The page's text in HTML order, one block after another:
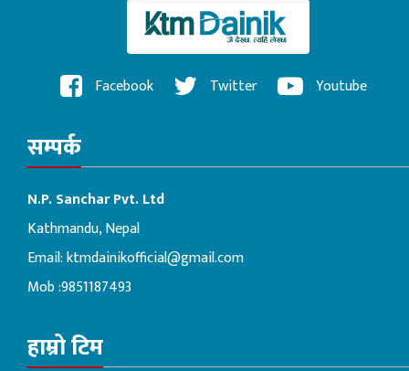
Facebook Twitter Youtube
सम्पर्क
N.P. Sanchar Pvt. Ltd
Kathmandu, Nepal
Email:ktmdainikofficial@gmail.com
Mob :9851187493
हाम्रो टिम